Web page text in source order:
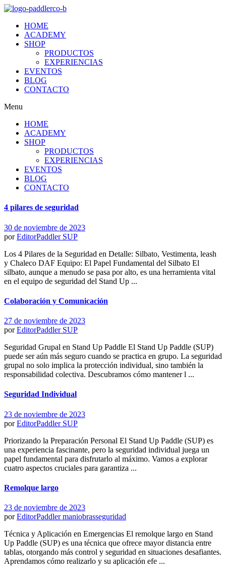
HOME
ACADEMY
SHOP
PRODUCTOS
EXPERIENCIAS
EVENTOS
BLOG
CONTACTO
Menu
HOME
ACADEMY
SHOP
PRODUCTOS
EXPERIENCIAS
EVENTOS
BLOG
CONTACTO
4 pilares de seguridad
30 de noviembre de 2023
por EditorPaddler SUP
Los 4 Pilares de la Seguridad en Detalle: Silbato, Vestimenta, leash
y Chaleco DAF Equipo: El Papel Fundamental del Silbato El
silbato, aunque a menudo se pasa por alto, es una herramienta vital
en el equipo de seguridad del Stand Up ...
Colaboración y Comunicación
27 de noviembre de 2023
por EditorPaddler SUP
Seguridad Grupal en Stand Up Paddle El Stand Up Paddle (SUP)
puede ser aún más seguro cuando se practica en grupo. La seguridad
grupal no solo implica la protección individual, sino también la
responsabilidad colectiva. Descubramos cómo mantener l ...
Seguridad Individual
23 de noviembre de 2023
por EditorPaddler SUP
Priorizando la Preparación Personal El Stand Up Paddle (SUP) es
una experiencia fascinante, pero la seguridad individual juega un
papel fundamental para disfrutarlo al máximo. Vamos a explorar
cuatro aspectos cruciales para garantiza ...
Remolque largo
23 de noviembre de 2023
por EditorPaddlermaniobrasseguridad
Técnica y Aplicación en Emergencias El remolque largo en Stand
Up Paddle (SUP) es una técnica que ofrece mayor distancia entre
tablas, otorgando más control y seguridad en situaciones desafiantes.
Aprendamos cómo realizarlo y su aplicación efe ...